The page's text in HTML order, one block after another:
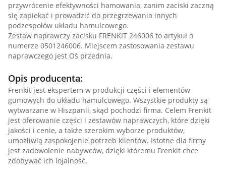
przywrócenie efektywności hamowania, zanim zaciski zaczną
się zapiekać i prowadzić do przegrzewania innych
podzespołów układu hamulcowego.
Zestaw naprawczy zacisku FRENKIT 246006 to artykuł o
numerze 0501246006. Miejscem zastosowania zestawu
naprawczego jest Oś przednia.
Opis producenta:
Frenkit jest ekspertem w produkcji części i elementów
gumowych do układu hamulcowego. Wszystkie produkty są
wytwarzane w Hiszpanii, skąd pochodzi firma. Celem Frenkit
jest oferowanie części i zestawów naprawczych, które dzięki
jakości i cenie, a także szerokim wyborze produktów,
umożliwią zaspokojenie potrzeb klientów. Istotne dla firmy
jest zadowolenie nabywców, dzięki któremu Frenkit chce
zdobywać ich lojalność.